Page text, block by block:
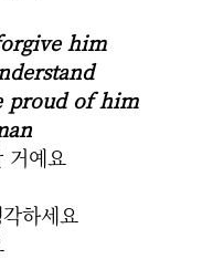
him
proud of him
거예요
하세요